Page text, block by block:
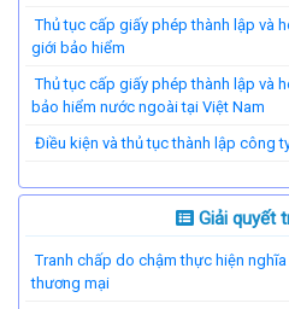
Thủ tục cấp giấy phép thành lập và
giới bảo hiểm
Thủ tục cấp giấy phép thành lập và
bảo hiểm nước ngoài tại Việt Nam
Điều kiện và thủ tục thành lập công
Giải quyết
Tranh chấp do chậm thực hiện
thương mại